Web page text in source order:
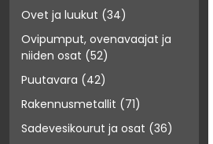
Ovet ja luukut (34)
Ovipumput, ovenavaajat ja
niiden osat (52)
Puutavara (42)
Rakennusmetallit (71)
Sadevesikourut ja osat (36)